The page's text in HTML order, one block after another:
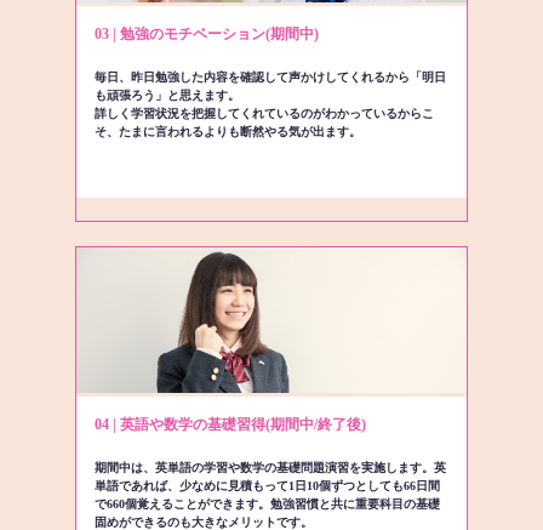
03 | 勉強のモチベーション(期間中)
毎日、昨日勉強した内容を確認して声かけしてくれるから「明日
も頑張ろう」と思えます。
詳しく学習状況を把握してくれているのがわかっているからこ
そ、たまに言われるよりも断然やる気が出ます。
04 | 英語や数学の基礎習得(期間中/終了後)
期間中は、英単語の学習や数学の基礎問題演習を実施します。英
単語であれば、少なめに見積もって1日10個ずつとしても66日間
で660個覚えることができます。勉強習慣と共に重要科目の基礎
固めができるのも大きなメリットです。